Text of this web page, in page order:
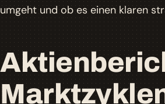
umgeht und ob es einen klaren